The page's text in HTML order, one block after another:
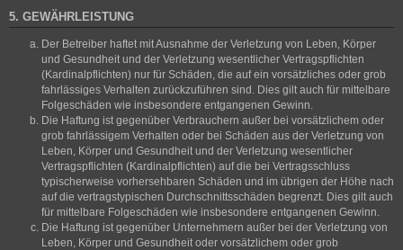
5. GEWÄHRLEISTUNG
Der Betreiber haftet mit Ausnahme der Verletzung von Leben, Körper
und Gesundheit und der Verletzung wesentlicher Vertragspflichten
(Kardinalpflichten) nur für Schäden, die auf ein vorsätzliches oder grob
fahrlässiges Verhalten zurückzuführen sind. Dies gilt auch für mittelbare
Folgeschäden wie insbesondere entgangenen Gewinn.
Die Haftung ist gegenüber Verbrauchern außer bei vorsätzlichem oder
grob fahrlässigem Verhalten oder bei Schäden aus der Verletzung von
Leben, Körper und Gesundheit und der Verletzung wesentlicher
Vertragspflichten (Kardinalpflichten) auf die bei Vertragsschluss
typischerweise vorhersehbaren Schäden und im übrigen der Höhe nach
auf die vertragstypischen Durchschnittsschäden begrenzt. Dies gilt auch
für mittelbare Folgeschäden wie insbesondere entgangenen Gewinn.
Die Haftung ist gegenüber Unternehmern außer bei der Verletzung von
Leben, Körper und Gesundheit oder vorsätzlichem oder grob